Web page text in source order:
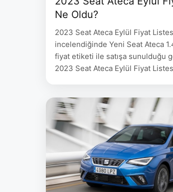
Ne Oldu?
2023 Seat Ateca Eylül Fiyat
incelendiğinde Yeni Seat Ateca
fiyat etiketi ile satışa sunulduğu
2023 Seat Ateca Eylül Fiyat
FR 1.610.400 2023 Seat Ateca
MOTOR ŞANZIMAN GÜÇ(PS) 0-
km/shızlanma Maks.Hız